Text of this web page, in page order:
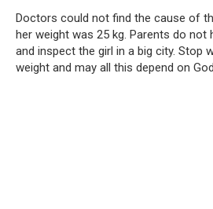
Doctors could not find the cause of
her weight was 25 kg. Parents do
and inspect the girl in a big city. Stop
weight and may all this depend on God